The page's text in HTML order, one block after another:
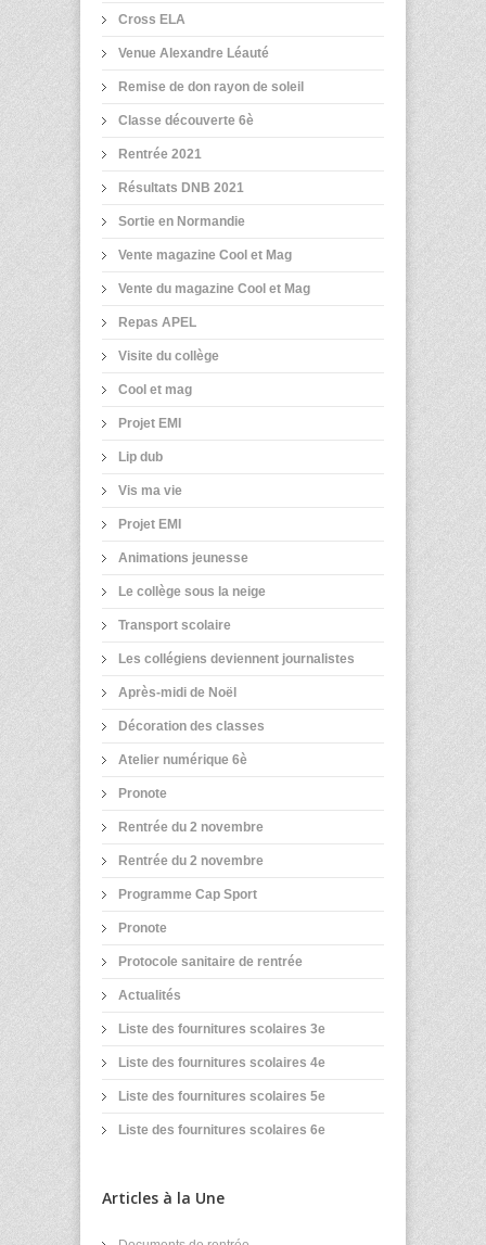
Cross ELA
Venue Alexandre Léauté
Remise de don rayon de soleil
Classe découverte 6è
Rentrée 2021
Résultats DNB 2021
Sortie en Normandie
Vente magazine Cool et Mag
Vente du magazine Cool et Mag
Repas APEL
Visite du collège
Cool et mag
Projet EMI
Lip dub
Vis ma vie
Projet EMI
Animations jeunesse
Le collège sous la neige
Transport scolaire
Les collégiens deviennent journalistes
Après-midi de Noël
Décoration des classes
Atelier numérique 6è
Pronote
Rentrée du 2 novembre
Rentrée du 2 novembre
Programme Cap Sport
Pronote
Protocole sanitaire de rentrée
Actualités
Liste des fournitures scolaires 3e
Liste des fournitures scolaires 4e
Liste des fournitures scolaires 5e
Liste des fournitures scolaires 6e
Articles à la Une